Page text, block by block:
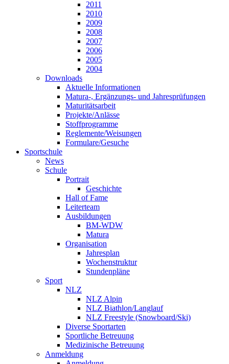
2011
2010
2009
2008
2007
2006
2005
2004
Downloads
Aktuelle Informationen
Matura-, Ergänzungs- und Jahresprüfungen
Maturitätsarbeit
Projekte/Anlässe
Stoffprogramme
Reglemente/Weisungen
Formulare/Gesuche
Sportschule
News
Schule
Portrait
Geschichte
Hall of Fame
Leiterteam
Ausbildungen
BM-WDW
Matura
Organisation
Jahresplan
Wochenstruktur
Stundenpläne
Sport
NLZ
NLZ Alpin
NLZ Biathlon/Langlauf
NLZ Freestyle (Snowboard/Ski)
Diverse Sportarten
Sportliche Betreuung
Medizinische Betreuung
Anmeldung